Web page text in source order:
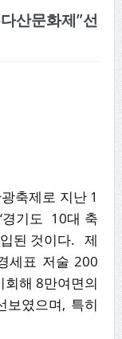
산문화제”선
축제로 지난 1
경기도 10대 축
된 것이다. 제
세표 저술 200
해 8만여면의
보였으며, 특히